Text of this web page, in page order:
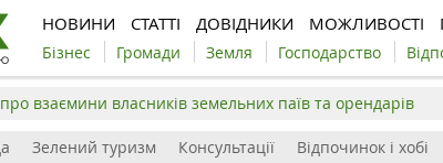
НОВИНИ СТАТТІ ДОВІДНИКИ МОЖЛИВОСТІ
Бізнес Громади Земля Господарство
взаємини власників земельних паїв та орендарів
Зелений туризм Консультації Відпочинок і хобі